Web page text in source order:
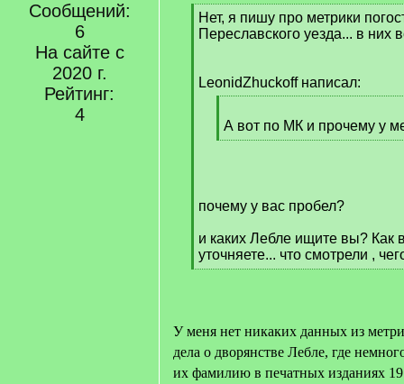
Сообщений:
6
На сайте с
2020 г.
Рейтинг:
4
[
q
Нет, я пишу про метрики
Переславского уезда... в них
LeonidZhuckoff написал:
q
]
А вот по МК и прочему у
[
почему у вас пробел?
и каких Лебле ищите вы? Как
уточняете... что смотрели ,
[
У меня нет никаких данных из
дела о дворянстве Лебле, где
их фамилию в печатных изданиях